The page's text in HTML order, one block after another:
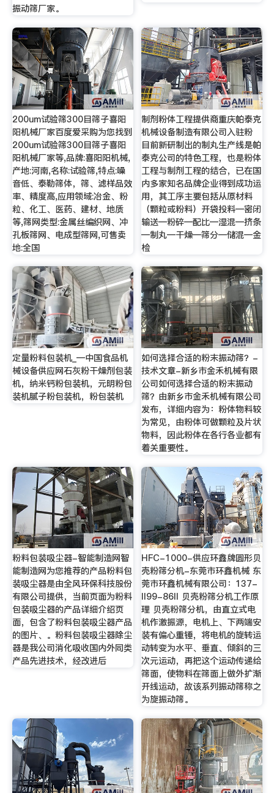
振动筛厂家。
200um试验筛300目筛子喜阳
阳机械厂家百度爱采购为您找到
200um试验筛300目筛子喜阳
阳机械厂家等,品牌:喜阳阳机械,
产地:河南,名称:试验筛,特点:噪
音低、泰勒筛体，筛、滤样品效
率、精度高,应用领域:冶金、粉
粒、化工、医药、建材、地质
等,筛网类型:金属丝编织网、冲
孔板筛网、电成型筛网,可售卖
地:全国
制剂粉体工程提供商重庆帕泰克
机械设备制造有限公司入驻粉
目前新研制出的制丸生产线是帕
泰克公司的特色工程，也是粉体
工程与制剂工程的结合，已在国
内多家知名品牌企业得到成功运
用，其工序主要包括从原材料
（颗粒或粉料）开袋投料—密闭
输送—粉碎—配比—湿混—挤条
—制丸—干燥—筛分—储混—金
检
定量粉料包装机_—中国食品机
械设备供应网石灰粉干燥剂包装
机，纳米钙粉包装机，元明粉包
装机腻子粉包装机，粉包装机
如何选择合适的粉末振动筛？-
技术文章-新乡市金禾机械有限
公司如何选择合适的粉末振动
筛？由新乡市金禾机械有限公司
发布，详细内容为：粉体物料较
为常见，由粉体可做颗粒及片状
物料，因此粉体在各行各业都有
着关重要性。
粉料包装吸尘器-智能制造网智
能制造网为您推荐的产品粉料包
装吸尘器是由全风环保科技股份
有限公司提供，当前页面为粉料
包装吸尘器的产品详细介绍页
面，包含了粉料包装吸尘器产品
的图片、。粉料包装吸尘器除尘
器是我公司消化吸收国内外同类
产品先进技术，经改进后
HFC-1000-供应环鑫牌圆形贝
壳粉筛分机-东莞市环鑫机械 东
莞市环鑫机械有限公司：137-
II99-86II 贝壳粉筛分机工作原
理 贝壳粉筛分机，由直立式电
机作激振源，电机上、下两端安
装有偏心重锤，将电机的旋转运
动转变为水平、垂直、倾斜的三
次元运动，再把这个运动传递给
筛面，使物料在筛面上做外扩渐
开线运动，故该系列振动筛称之
为旋振动筛。